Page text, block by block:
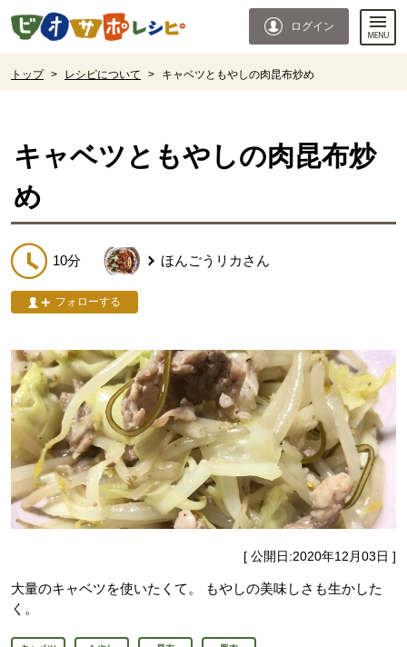
ページの先頭です。
ログイン
トップ > レシピについて > キャベツともやしの肉昆布炒め
キャベツともやしの肉昆布炒
め
10分 ほんごうリカ さん
フォローする
[ 公開日:2020年12月03日 ]
大量のキャベツを使いたくて。 もやしの美味しさも生かした
く。